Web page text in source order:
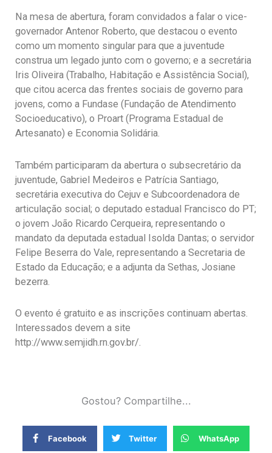
Na mesa de abertura, foram convidados a falar o vice-
governador Antenor Roberto, que destacou o evento
como um momento singular para que a juventude
construa um legado junto com o governo; e a secretária
Iris Oliveira (Trabalho, Habitação e Assistência Social),
que citou acerca das frentes sociais de governo para
jovens, como a Fundase (Fundação de Atendimento
Socioeducativo), o Proart (Programa Estadual de
Artesanato) e Economia Solidária.
Também participaram da abertura o subsecretário da
juventude, Gabriel Medeiros e Patrícia Santiago,
secretária executiva do Cejuv e Subcoordenadora de
articulação social; o deputado estadual Francisco do PT;
o jovem João Ricardo Cerqueira, representando o
mandato da deputada estadual Isolda Dantas; o servidor
Felipe Beserra do Vale, representando a Secretaria de
Estado da Educação; e a adjunta da Sethas, Josiane
bezerra.
O evento é gratuito e as inscrições continuam abertas.
Interessados devem a site
http://www.semjidh.rn.gov.br/.
Gostou? Compartilhe...
Facebook Twitter WhatsApp